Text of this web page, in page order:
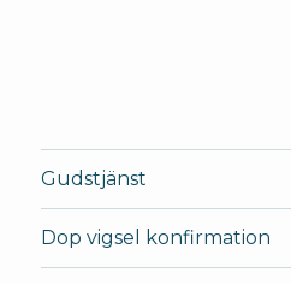
Gudstjänst
Dop vigsel konfirmation